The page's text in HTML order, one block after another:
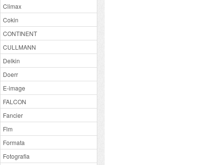
Climax
Cokin
CONTINENT
CULLMANN
Delkin
Doerr
E-image
FALCON
Fancier
Flm
Formata
Fotografia